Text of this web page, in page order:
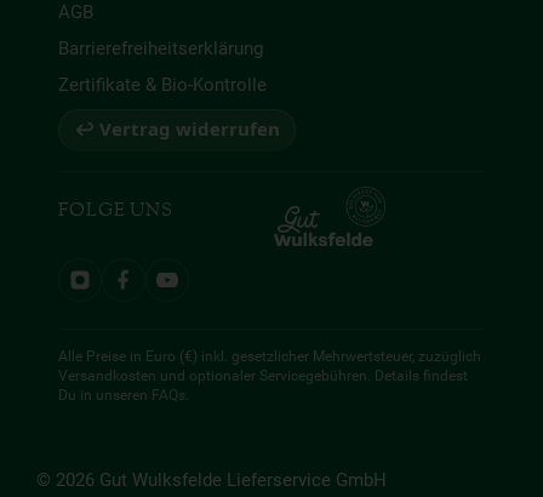
AGB
Barrierefreiheitserklärung
Zertifikate & Bio-Kontrolle
↩ Vertrag widerrufen
FOLGE UNS
Alle Preise in Euro (€) inkl. gesetzlicher Mehrwertsteuer, zuzüglich
Versandkosten und optionaler Servicegebühren. Details findest
Du in unseren FAQs.
© 2026 Gut Wulksfelde Lieferservice GmbH